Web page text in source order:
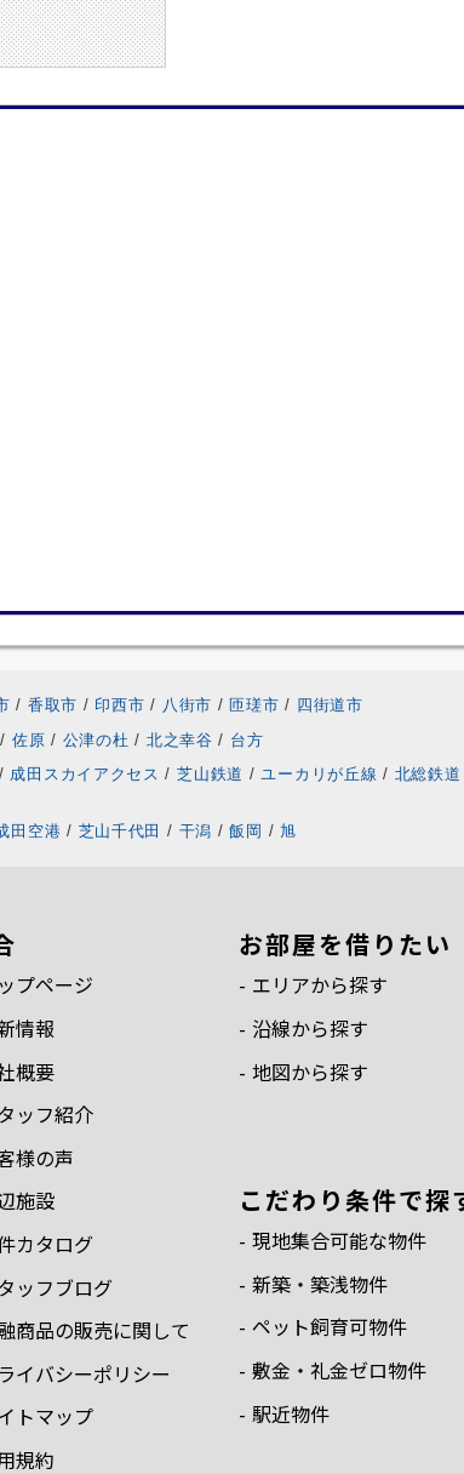
/ 香取市 / 印西市 / 八街市 / 匝瑳市 / 四街道市
/ 佐原 / 公津の杜 / 北之幸谷 / 台方
/ 成田スカイアクセス / 芝山鉄道 / ユーカリが丘線 / 北総鉄道
田空港 / 芝山千代田 / 干潟 / 飯岡 / 旭
プページ
情報
概要
ッフ紹介
様の声
施設
カタログ
ッフブログ
商品の販売に関して
イバシーポリシー
トマップ
規約
お部屋を借りたい
エリアから探す
沿線から探す
地図から探す
こだわり条件で探
現地集合可能な物件
新築・築浅物件
ペット飼育可物件
敷金・礼金ゼロ物件
駅近物件